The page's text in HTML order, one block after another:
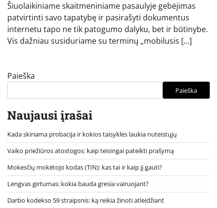
Šiuolaikiniame skaitmeniniame pasaulyje gebėjimas
patvirtinti savo tapatybę ir pasirašyti dokumentus
internetu tapo ne tik patogumo dalyku, bet ir būtinybe.
Vis dažniau susiduriame su terminų „mobilusis […]
Paieška
Paieška
Naujausi įrašai
Kada skiriama probacija ir kokios taisyklės laukia nuteistųjų
Vaiko priežiūros atostogos: kaip teisingai pateikti prašymą
Mokesčių mokėtojo kodas (TIN): kas tai ir kaip jį gauti?
Lengvas girtumas: kokia bauda gresia vairuojant?
Darbo kodekso 59 straipsnis: ką reikia žinoti atleidžiant